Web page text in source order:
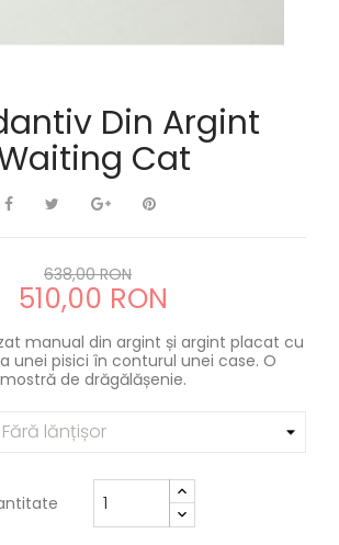
Din Argint
Cat
638,00 RON
510,00 RON
manual din argint și argint placat cu
unei pisici în conturul unei case. O
mostră de drăgălășenie.